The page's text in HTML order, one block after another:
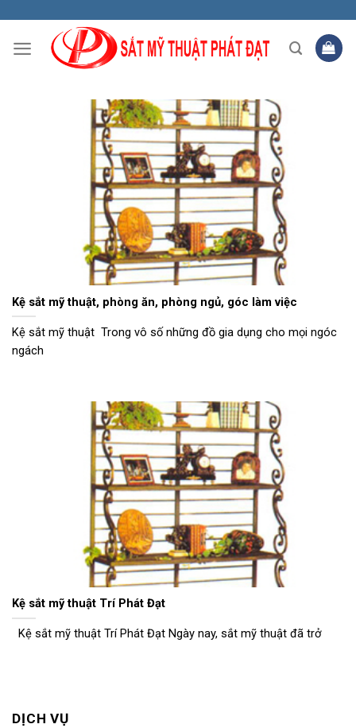
content
Kệ sắt mỹ thuật, phòng ăn, phòng ngủ, góc làm việc
Kệ sắt mỹ thuật Trong vô số những đồ gia dụng cho mọi ngóc
ngách
Kệ sắt mỹ thuật Trí Phát Đạt
Kệ sắt mỹ thuật Trí Phát Đạt Ngày nay, sắt mỹ thuật đã trở
DỊCH VỤ